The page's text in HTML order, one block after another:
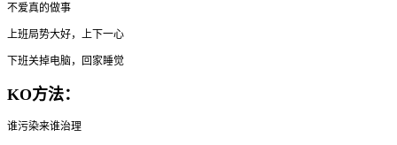
不爱真的做事
上班局势大好，上下一心
下班关掉电脑，回家睡觉
KO方法：
谁污染来谁治理